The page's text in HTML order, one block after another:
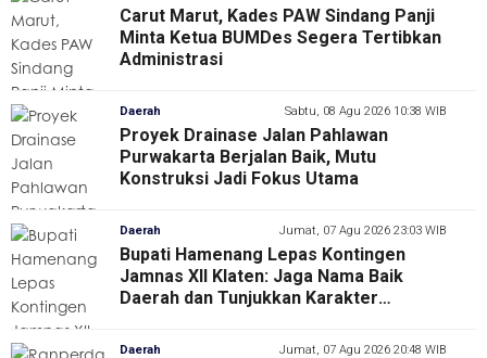
Carut Marut, Kades PAW Sindang Panji
Minta Ketua BUMDes Segera Tertibkan
Administrasi
Daerah Sabtu, 08 Agu 2026 10:38 WIB
Proyek Drainase Jalan Pahlawan
Purwakarta Berjalan Baik, Mutu
Konstruksi Jadi Fokus Utama
Daerah Jumat, 07 Agu 2026 23:03 WIB
Bupati Hamenang Lepas Kontingen
Jamnas XII Klaten: Jaga Nama Baik
Daerah dan Tunjukkan Karakter
Daerah Jumat, 07 Agu 2026 20:48 WIB